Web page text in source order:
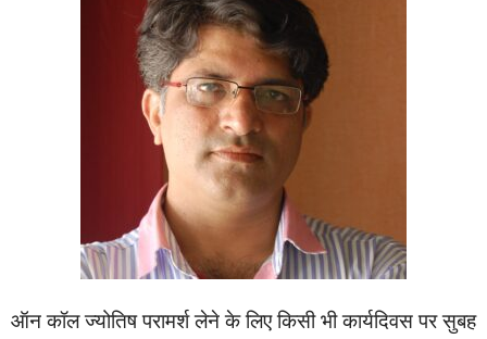
ऑन कॉल ज्‍योतिष परामर्श लेने के लिए किसी भी कार्यदिवस पर सुबह